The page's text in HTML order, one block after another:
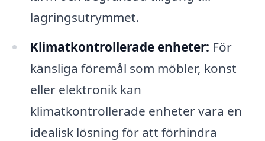
lagringsutrymmet.
Klimatkontrollerade enheter: För
känsliga föremål som möbler, konst
eller elektronik kan
klimatkontrollerade enheter vara en
idealisk lösning för att förhindra